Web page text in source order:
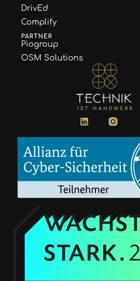
DrivEd
Complify
PARTNER
Piogroup
OSM Solutions